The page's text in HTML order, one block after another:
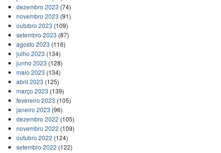
dezembro 2023 (74)
novembro 2023 (91)
outubro 2023 (109)
setembro 2023 (87)
agosto 2023 (116)
julho 2023 (134)
junho 2023 (128)
maio 2023 (134)
abril 2023 (125)
março 2023 (139)
fevereiro 2023 (105)
janeiro 2023 (96)
dezembro 2022 (105)
novembro 2022 (109)
outubro 2022 (124)
setembro 2022 (122)